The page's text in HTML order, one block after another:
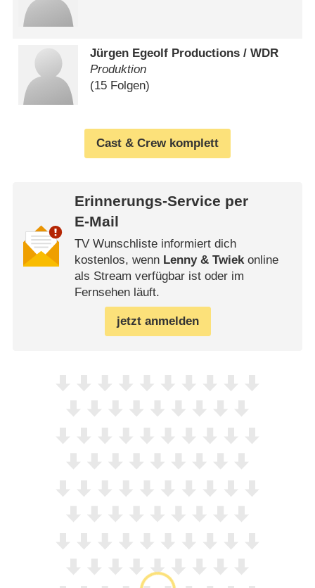
Jürgen Egeolf Productions /​ WDR
Produktion
(15 Folgen)
Cast & Crew komplett
Erinnerungs-Service per
E-Mail
TV Wunschliste informiert dich
kostenlos, wenn Lenny & Twiekonline
als Stream verfügbar ist oder im
Fernsehen läuft.
jetzt anmelden